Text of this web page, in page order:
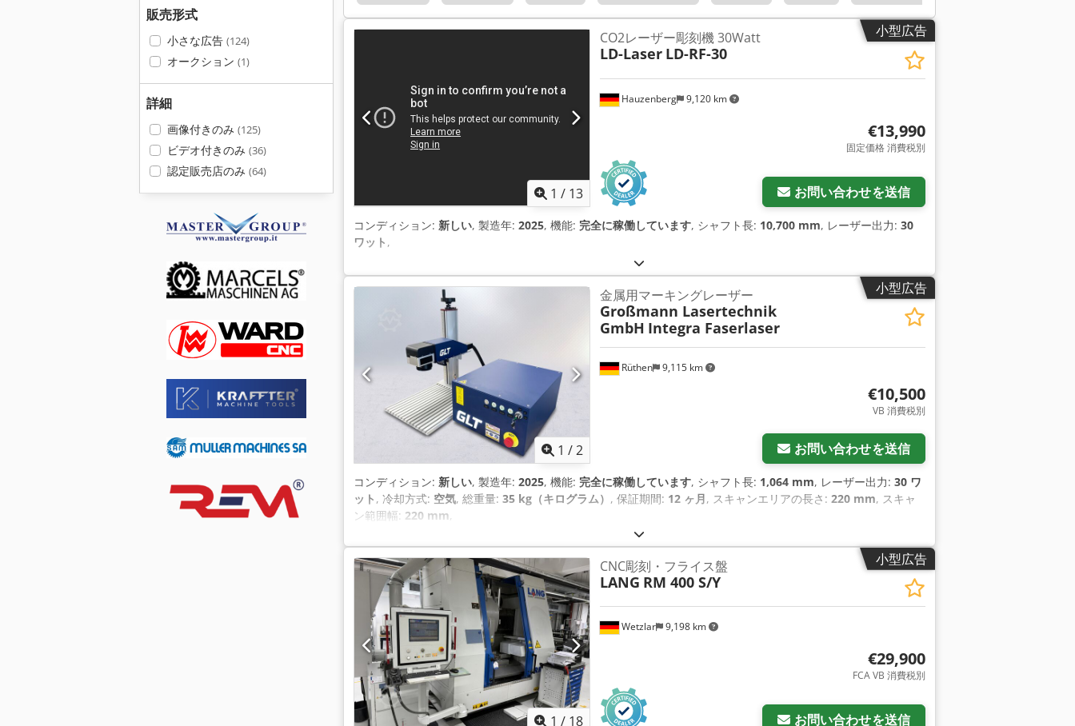
販売形式
小さな広告 (124)
オークション (1)
詳細
画像付きのみ (125)
ビデオ付きのみ (36)
認定販売店のみ (64)
小型広告
1 / 13
Hauzenberg 9,120 km
CO2レーザー彫刻機 30Watt
LD-Laser LD-RF-30
€13,990
固定価格 消費税別
お問い合わせを送信
コンディション: 新しい, 製造年: 2025, 機能: 完全に稼働しています, シャフト長: 10,700 mm, レーザー出力: 30
ワット ,
小型広告
さらに画像をリクエスト
1 /2
Rüthen 9,115 km
金属用マーキングレーザー
Großmann Lasertechnik
GmbH Integra Faserlaser
€10,500
VB 消費税別
お問い合わせを送信
コンディション: 新しい, 製造年: 2025, 機能: 完全に稼働しています, シャフト長: 1,064 mm, レーザー出力: 30 ワ
ット , 冷却方式: 空気, 総重量: 35 kg（キログラム） , 保証期間: 12 ヶ月, スキャンエリアの長さ: 220 mm, スキャ
ン範囲幅: 220 mm,
小型広告
1 / 18
Wetzlar 9,198 km
CNC彫刻・フライス盤
LANG RM 400 S/Y
€29,900
FCA VB 消費税別
お問い合わせを送信